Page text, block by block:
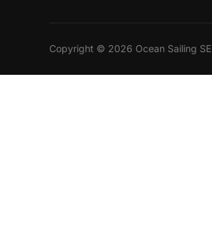
Copyright © 2026 Ocean Sailing SE